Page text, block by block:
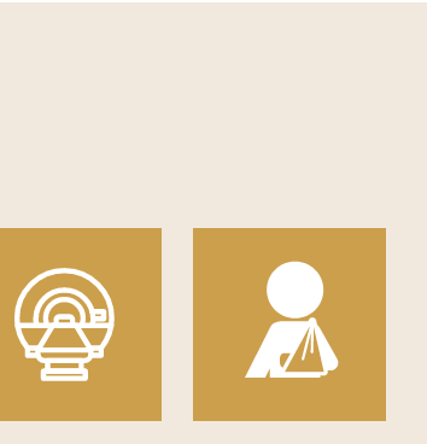
き、令和8年6月より、